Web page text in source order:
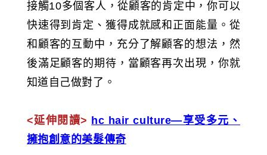
接觸10多個客人，從顧客的肯定中，你可以
快速得到肯定、獲得成就感和正面能量。從
和顧客的互動中，充分了解顧客的想法，然
後滿足顧客的期待，當顧客再次出現，你就
知道自己做對了。
<延伸閱讀> hc hair culture—享受多元、
擁抱創意的美髮傳奇